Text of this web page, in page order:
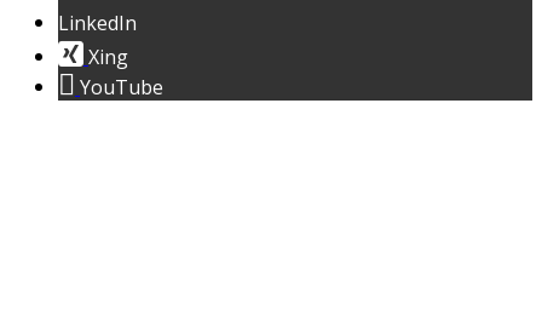
LinkedIn
Xing
YouTube